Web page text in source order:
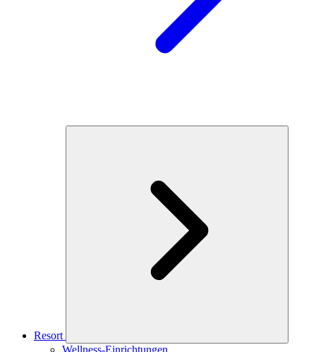
Resort
Wellness-Einrichtungen